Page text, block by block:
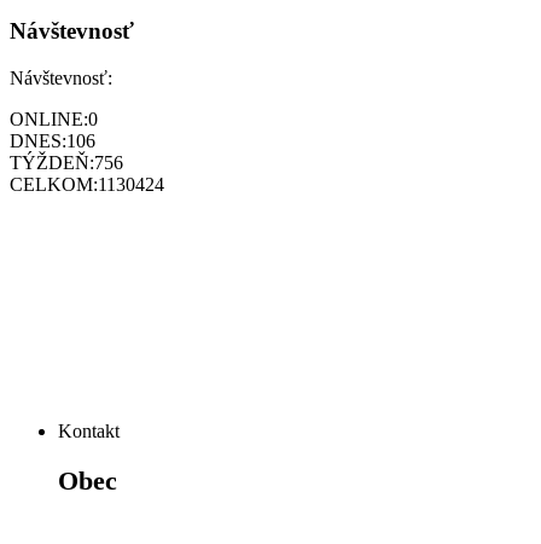
Návštevnosť
Návštevnosť:
ONLINE:0
DNES:106
TÝŽDEŇ:756
CELKOM:1130424
Kontakt
Obec